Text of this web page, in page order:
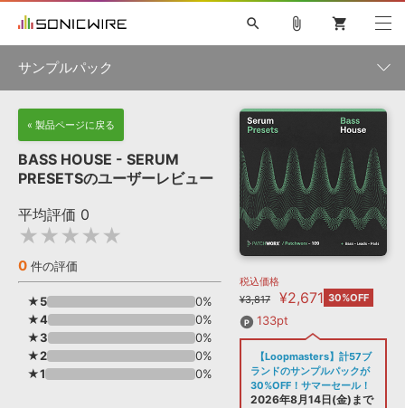
ソフト音源 »
プラグイン・エフェクト »
サンプルパック »
ソフトウェア／ツール »
DAW »
ニュースレター »
SONICWIREブログ »
製品サポート情報 »
DTMガイド »
FAQ »
音楽カード
楽曲配信流通 サービス
search
初音ミク NT 巡音ルカ V4X
MEIKO V3
KAITO V3
VOCALOID
VIENNA
EZ DRUMMER 3
ライセンスフリーBGM
ボーカル抜き出し
DUBSTEP
ELECTRONICA
MUTANT
ROUTER.FM
ソフト音源 プラグイン・エフェクト
DAW 効果音
attach_file shopping_cart
サンプルパック
製品一覧
メーカー
フォーマット
« 製品ページに戻る
BASS HOUSE - SERUM
PRESETSのユーザーレビュー
平均評価 0
★★★★★
0 件の評価
★5
0%
★4
0%
★3
0%
★2
0%
★1
0%
税込価格
¥3,817
¥2,671 30%OFF
133pt
【Loopmasters】計57ブ
ランドのサンプルパックが
30%OFF！サマーセール！
2026年8月14日(金)まで